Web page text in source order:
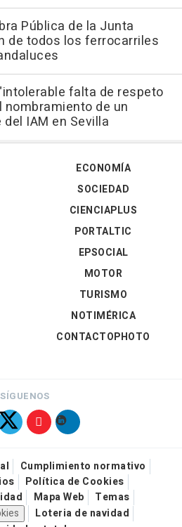
Pública de la Junta
de todos los ferrocarriles
falta de respeto
de un
IAM en Sevilla
ECONOMÍA
SOCIEDAD
CIENCIAPLUS
PORTALTIC
EPSOCIAL
MOTOR
TURISMO
NOTIMÉRICA
CONTACTOPHOTO
SÍGUENOS
Cumplimiento normativo
Política de Cookies
Mapa Web
Temas
Loteria de navidad